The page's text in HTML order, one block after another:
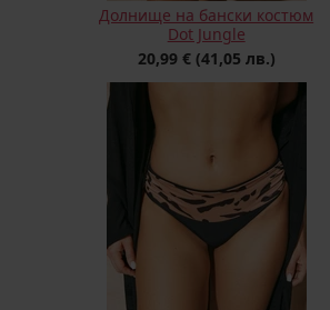
Долнище на бански костюм
Dot Jungle
20,99 € (41,05 лв.)